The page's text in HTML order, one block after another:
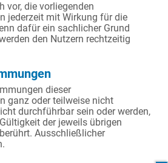
vor, die vorliegenden
jederzeit mit Wirkung für die
dafür ein sachlicher Grund
den Nutzern rechtzeitig
dieser
ganz oder teilweise nicht
durchführbar sein oder werden,
der jeweils übrigen
Ausschließlicher